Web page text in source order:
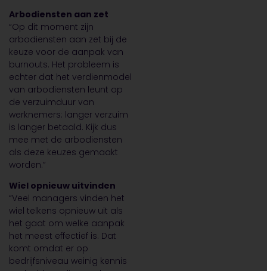
Arbodiensten aan zet
“Op dit moment zijn
arbodiensten aan zet bij de
keuze voor de aanpak van
burnouts. Het probleem is
echter dat het verdienmodel
van arbodiensten leunt op
de verzuimduur van
werknemers: langer verzuim
is langer betaald. Kijk dus
mee met de arbodiensten
als deze keuzes gemaakt
worden.”
Wiel opnieuw uitvinden
“Veel managers vinden het
wiel telkens opnieuw uit als
het gaat om welke aanpak
het meest effectief is. Dat
komt omdat er op
bedrijfsniveau weinig kennis